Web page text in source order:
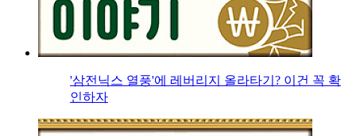
'삼전닉스 열풍'에 레버리지 올라타기? 이건 꼭 확
인하자